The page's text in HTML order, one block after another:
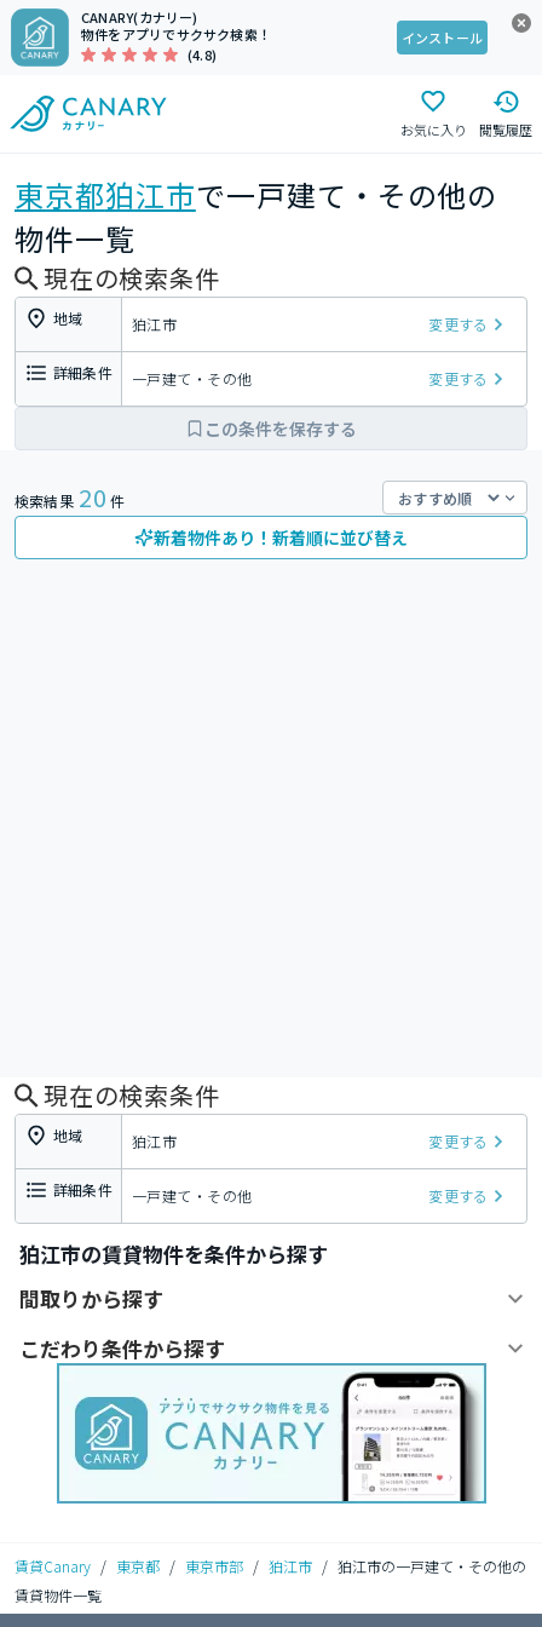
CANARY(カナリー)
物件をアプリでサクサク検索！
(4.8)
インストール
お気に入り 閲覧履歴
東京都狛江市で一戸建て・その他の
物件一覧
現在の検索条件
地域 狛江市 変更する
詳細条件 一戸建て・その他 変更する
この条件を保存する
検索結果 20 件
新着物件あり！新着順に並び替え
現在の検索条件
地域 狛江市 変更する
詳細条件 一戸建て・その他 変更する
狛江市の賃貸物件を条件から探す
間取りから探す
こだわり条件から探す
賃貸Canary / 東京都 / 東京市部 / 狛江市 / 狛江市の一戸建て・その他の
賃貸物件一覧